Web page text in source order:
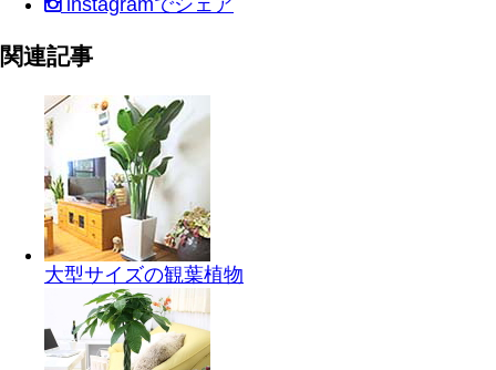
instagramでシェア
関連記事
大型サイズの観葉植物